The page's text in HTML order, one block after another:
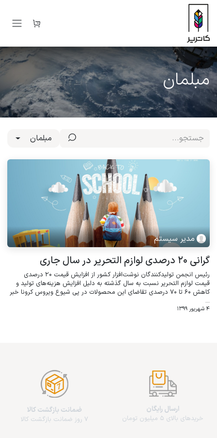
صرف نظر و مشاهده محتوا
مبلمان
مبلمان
مدیر سیستم
گرانی ۲۰ درصدی لوازم التحریر در سال جاری
رئیس انجمن تولیدکنندگان نوشت‌افزار کشور از افزایش قیمت ۲۰ درصدی
قیمت لوازم التحریر نسبت به سال گذشته به دلیل افزایش هزینه‌های تولید و
کاهش ۶۰ تا ۷۰ درصدی تقاضای این محصولات در پی شیوع ویروس کرونا خبر
...
4 شهریور 1399
ارسال رایگان
خریدهای بالای 5 میلیون تومان
ضمانت بازگشت کالا
7 روز ضمانت بازگشت کالا